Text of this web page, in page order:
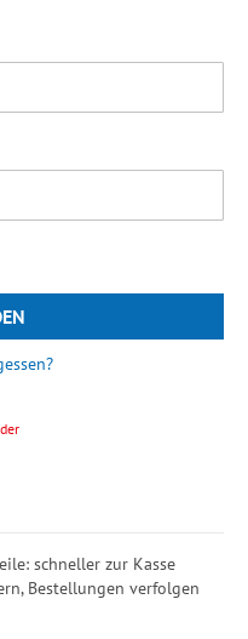
schneller zur Kasse
Bestellungen verfolgen